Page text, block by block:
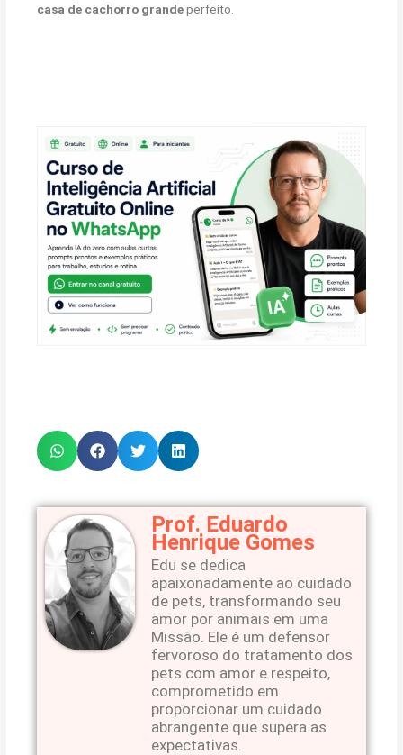
casa de cachorro grandeperfeito.
Prof. Eduardo
Henrique Gomes
Edu se dedica
apaixonadamente ao cuidado
de pets, transformando seu
amor por animais em uma
Missão. Ele é um defensor
fervoroso do tratamento dos
pets com amor e respeito,
comprometido em
proporcionar um cuidado
abrangente que supera as
expectativas.